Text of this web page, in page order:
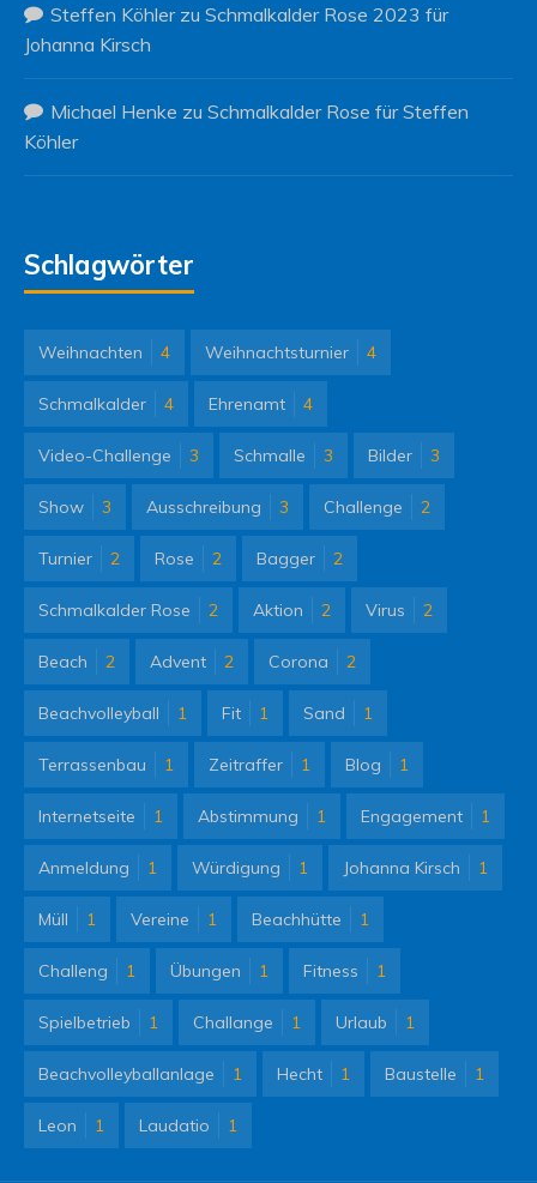
Steffen Köhlerzu Schmalkalder Rose 2023 für
Johanna Kirsch
Michael Henke zu Schmalkalder Rose für Steffen
Köhler
Schlagwörter
Weihnachten 4 Weihnachtsturnier 4
Schmalkalder 4 Ehrenamt 4
Video-Challenge 3 Schmalle 3 Bilder 3
Show 3 Ausschreibung 3 Challenge 2
Turnier 2 Rose 2 Bagger 2
Schmalkalder Rose 2 Aktion 2 Virus 2
Beach 2 Advent 2 Corona 2
Beachvolleyball 1 Fit 1 Sand 1
Terrassenbau 1 Zeitraffer 1 Blog 1
Internetseite 1 Abstimmung 1 Engagement 1
Anmeldung 1 Würdigung 1 Johanna Kirsch 1
Müll 1 Vereine 1 Beachhütte 1
Challeng 1 Übungen 1 Fitness 1
Spielbetrieb 1 Challange 1 Urlaub 1
Beachvolleyballanlage 1 Hecht 1 Baustelle 1
Leon 1 Laudatio 1